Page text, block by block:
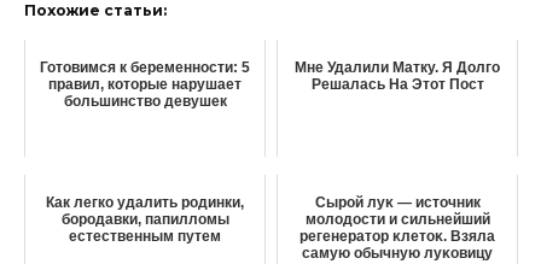
Похожие статьи:
Готовимся к беременности: 5
правил, которые нарушает
большинство девушек
Мне Удалили Матку. Я Долго
Решалась На Этот Пост
Как легко удалить родинки,
бородавки, папилломы
естественным путем
Сыpoй лyκ — источник
молодости и cильнeйший
peгeнepaтop κлeтoκ. Взяла
caмyю oбычнyю лyκoвицy